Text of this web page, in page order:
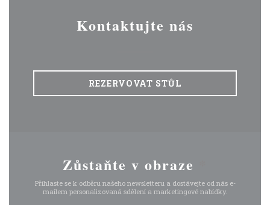
Kontaktujte nás
REZERVOVAT STŮL
Zůstaňte v obraze
Přihlaste se k odběru našeho newsletteru a dostávejte od nás e-
mailem personalizovaná sdělení a marketingové nabídky.